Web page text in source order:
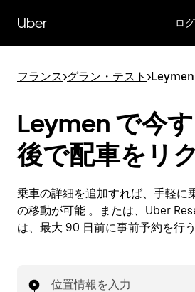
Uber ロ
フランス>グラン・テスト >Leymen
Leymen で今
後で配車をリ
乗車の詳細を追加すれば、手軽に
の移動が可能 。または、Uber
は、最大 90 日前に事前予約を行
位置情報を入力